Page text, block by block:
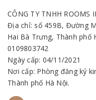
CÔNG TY TNHH ROOMS
Địa chỉ: số 459B, Đường
Hai Bà Trưng, Thành phố
0109803742
Ngày cấp: 04/11/2021
Nơi cấp: Phòng đăng ký
Thành phố Hà Nội.